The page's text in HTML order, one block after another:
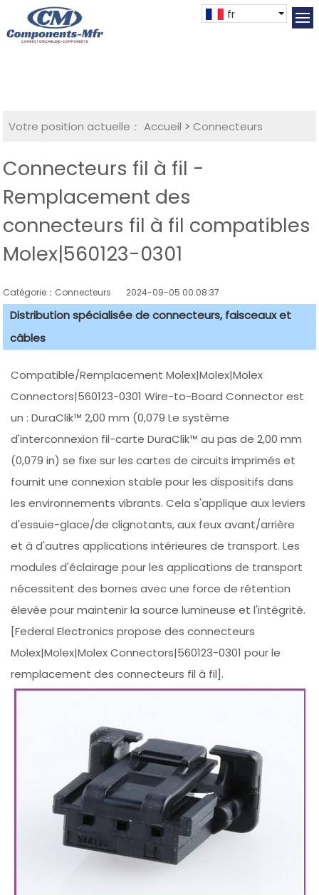
fr
Votre position actuelle： Accueil >Connecteurs
Connecteurs fil à fil -
Remplacement des
connecteurs fil à fil compatibles
Molex|560123-0301
Catégorie：Connecteurs 2024-09-05 00:08:37
Distribution spécialisée de connecteurs, faisceaux et
câbles
Compatible/Remplacement Molex|Molex|Molex
Connectors|560123-0301 Wire-to-Board Connector est
un : DuraClik™ 2,00 mm (0,079 Le système
d'interconnexion fil-carte DuraClik™ au pas de 2,00 mm
(0,079 in) se fixe sur les cartes de circuits imprimés et
fournit une connexion stable pour les dispositifs dans
les environnements vibrants. Cela s'applique aux leviers
d'essuie-glace/de clignotants, aux feux avant/arrière
et à d'autres applications intérieures de transport. Les
modules d'éclairage pour les applications de transport
nécessitent des bornes avec une force de rétention
élevée pour maintenir la source lumineuse et l'intégrité.
[Federal Electronics propose des connecteurs
Molex|Molex|Molex Connectors|560123-0301 pour le
remplacement des connecteurs fil à fil].